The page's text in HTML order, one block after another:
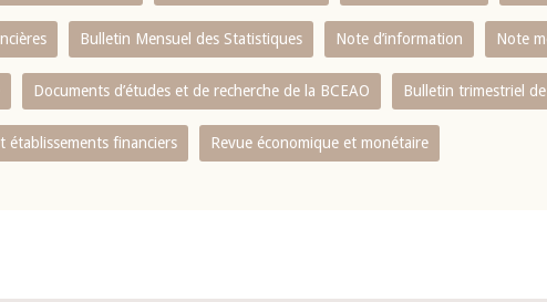
Bulletin Mensuel des Statistiques Note d’information Note
Documents d’études et de recherche de la BCEAO Bulletin trimestriel
établissements financiers Revue économique et monétaire